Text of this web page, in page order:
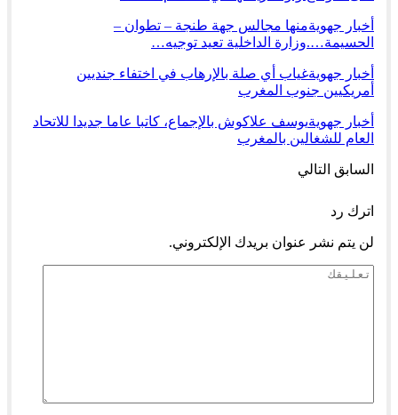
أخبار جهويةمنها مجالس جهة طنجة – تطوان –
الحسيمة….وزارة الداخلية تعيد توجيه…
أخبار جهويةغياب أي صلة بالإرهاب في اختفاء جنديين
أمريكيين جنوب المغرب
أخبار جهويةيوسف علاكوش بالإجماع، كاتبا عاما جديدا للاتحاد
العام للشغالين بالمغرب
السابق التالي
اترك رد
لن يتم نشر عنوان بريدك الإلكتروني.